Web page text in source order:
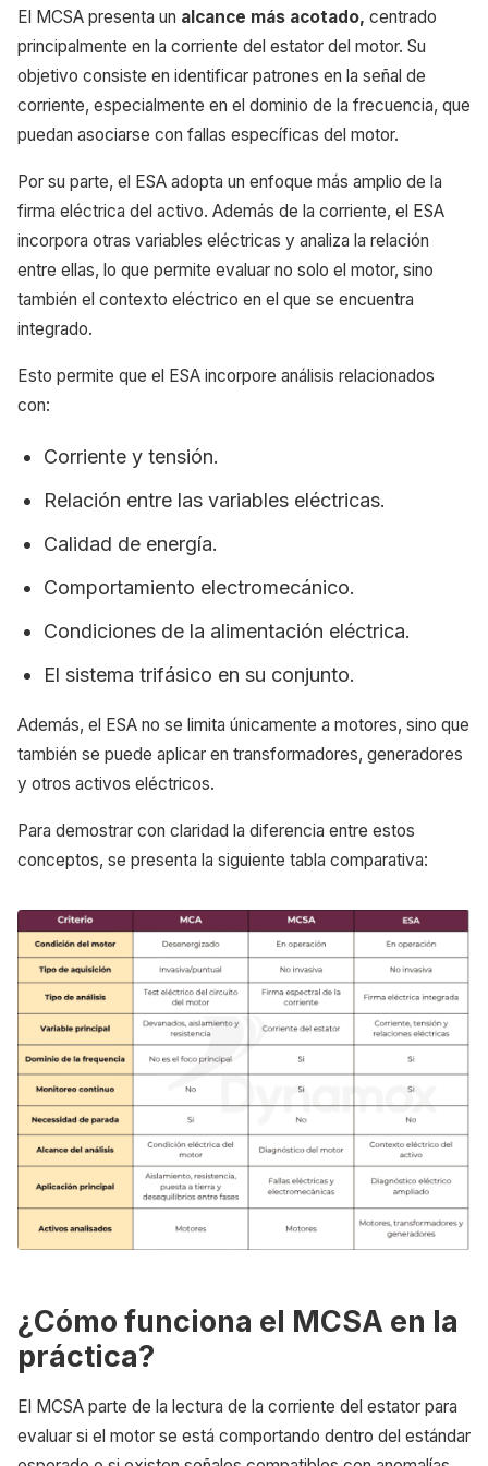
El MCSA presenta un alcance más acotado, centrado
principalmente en la corriente del estator del motor. Su
objetivo consiste en identificar patrones en la señal de
corriente, especialmente en el dominio de la frecuencia, que
puedan asociarse con fallas específicas del motor.
Por su parte, el ESA adopta un enfoque más amplio de la
firma eléctrica del activo. Además de la corriente, el ESA
incorpora otras variables eléctricas y analiza la relación
entre ellas, lo que permite evaluar no solo el motor, sino
también el contexto eléctrico en el que se encuentra
integrado.
Esto permite que el ESA incorpore análisis relacionados
con:
Corriente y tensión.
Relación entre las variables eléctricas.
Calidad de energía.
Comportamiento electromecánico.
Condiciones de la alimentación eléctrica.
El sistema trifásico en su conjunto.
Además, el ESA no se limita únicamente a motores, sino que
también se puede aplicar en transformadores, generadores
y otros activos eléctricos.
Para demostrar con claridad la diferencia entre estos
conceptos, se presenta la siguiente tabla comparativa:
¿Cómo funciona el MCSA en la
práctica?
El MCSA parte de la lectura de la corriente del estator para
evaluar si el motor se está comportando dentro del estándar